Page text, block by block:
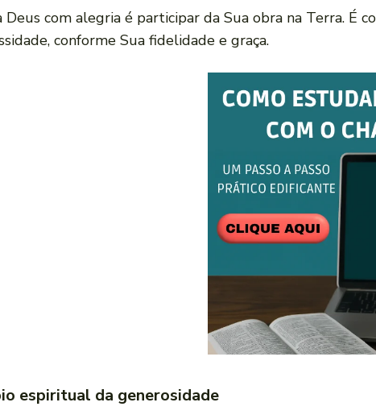
Deus com alegria é participar da Sua obra na Terra. É
conforme Sua fidelidade e graça.
espiritual da generosidade